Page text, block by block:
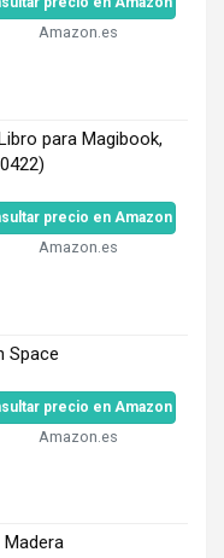
Amazon.es
para Magibook,
precio en Amazon
Amazon.es
Space
precio en Amazon
Amazon.es
Madera